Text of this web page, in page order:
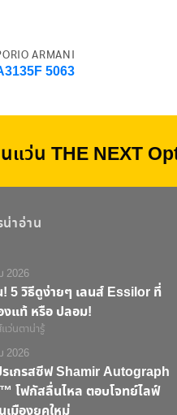
ARMANI
5063
แว่น THE NEXT
น่าอ่าน
2026
! 5 วิธีดูง่ายๆ เลนส์ Essilor ที่
แท้ หรือ ปลอม!
ว่นตาน่ารู้
2026
รเกรสซีฟ Shamir Autograph
โฟกัสลื่นไหล ตอบโจทย์ไลฟ์
เมืองยุคใหม่